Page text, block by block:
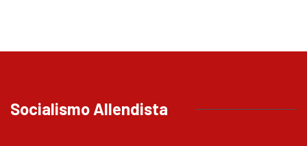
Socialismo Allendista